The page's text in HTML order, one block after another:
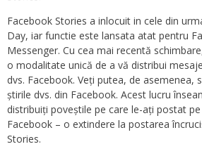
Facebook Stories a inlocuit in cele din
Day, iar functie este lansata atat pentru
Messenger. Cu cea mai recentă
o modalitate unică de a vă distribui
dvs. Facebook. Veți putea, de asemenea,
știrile dvs. din Facebook. Acest lucru
distribuiți poveștile pe care le-ați postat
Facebook – o extindere la postarea
Stories.